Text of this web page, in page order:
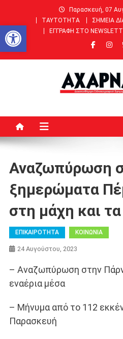
Ανοίξτε τη
περιεχόμενο
Παρασκευή, 07
ΤΑΥΤΟΤΗΤΑ
ΣΗΜΕΙΑ
ΕΓΓΡΑΦΗ ΣΤΟ
των
Αναζωπύρωση
ξημερώματα
στη μάχη και
ΕΠΙΚΑΙΡΟΤΗΤΑ ΚΟΙΝΩΝΙΑ
24 Αυγούστου, 2023
– Αναζωπύρωση στην
εναέρια μέσα
– Μήνυμα από το 112
Παρασκευή